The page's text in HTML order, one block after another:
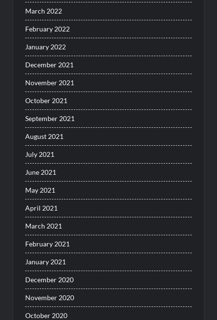
March 2022
February 2022
January 2022
December 2021
November 2021
October 2021
September 2021
August 2021
July 2021
June 2021
May 2021
April 2021
March 2021
February 2021
January 2021
December 2020
November 2020
October 2020